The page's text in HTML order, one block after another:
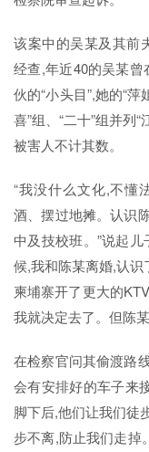
该案中的吴某及其前
经查,年近40的吴某曾
伙的“小头目”,她的“
喜”组、“二十”组并列
被害人不计其数。
“我没什么文化,不懂
酒、摆过地摊。认识
中及技校班。”说起
候,我和陈某离婚,认识
柬埔寨开了更大的
我就决定去了。但陈
在检察官问其偷渡路
会有安排好的车子来
脚下后,他们让我们徒
步不离,防止我们走掉